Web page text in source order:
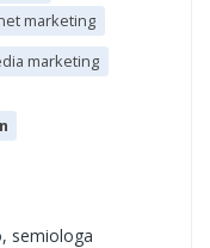
marketing
marketing
semiologa